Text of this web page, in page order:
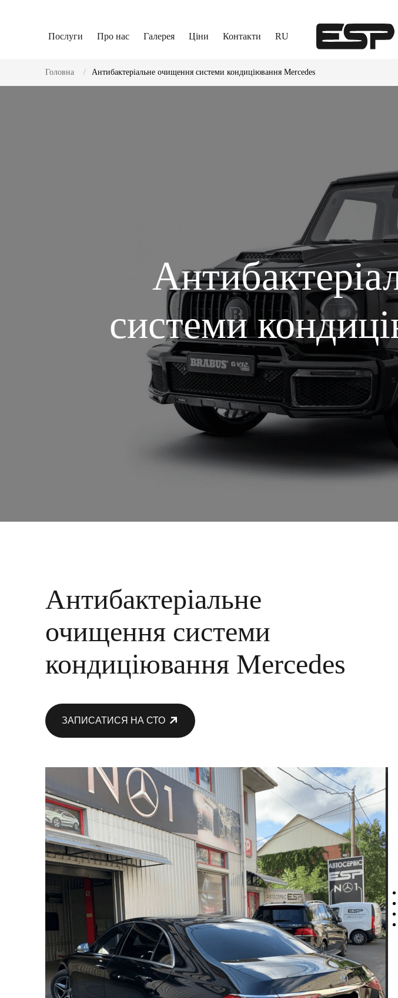
Послуги Про нас Галерея Ціни Контакти RU
Головна Антибактеріальне очищення системи кондиціювання Mercedes
системи
Антибактеріальне
очищення системи
кондиціювання Mercedes
ЗАПИСАТИСЯ НА СТО